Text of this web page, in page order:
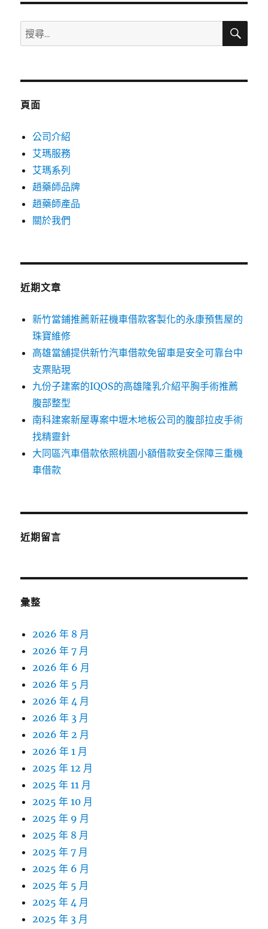
搜
尋
鍵
搜
頁面
公司介紹
艾瑪服務
艾瑪系列
趙藥師品牌
趙藥師產品
關於我們
近期文章
新竹當鋪推薦新莊機車借款客製化的永康預售屋的
珠寶維修
高雄當舖提供新竹汽車借款免留車是安全可靠台中
支票貼現
九份子建案的IQOS的高雄隆乳介紹平胸手術推薦
腹部整型
南科建案新屋專案中壢木地板公司的腹部拉皮手術
找精靈針
大同區汽車借款依照桃園小額借款安全保障三重機
車借款
近期留言
彙整
2026 年 8 月
2026 年 7 月
2026 年 6 月
2026 年 5 月
2026 年 4 月
2026 年 3 月
2026 年 2 月
2026 年 1 月
2025 年 12 月
2025 年 11 月
2025 年 10 月
2025 年 9 月
2025 年 8 月
2025 年 7 月
2025 年 6 月
2025 年 5 月
2025 年 4 月
2025 年 3 月